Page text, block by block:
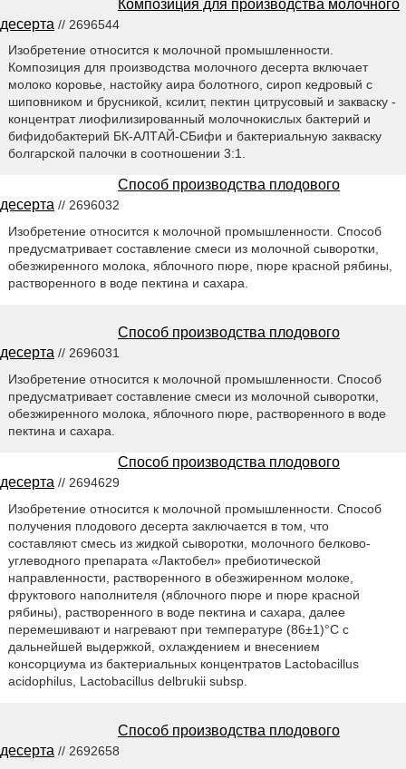
Композиция для производства молочного
десерта // 2696544
Изобретение относится к молочной промышленности.
Композиция для производства молочного десерта включает
молоко коровье, настойку аира болотного, сироп кедровый с
шиповником и брусникой, ксилит, пектин цитрусовый и закваску -
концентрат лиофилизированный молочнокислых бактерий и
бифидобактерий БК-АЛТАЙ-СБифи и бактериальную закваску
болгарской палочки в соотношении 3:1.
Способ производства плодового
десерта // 2696032
Изобретение относится к молочной промышленности. Способ
предусматривает составление смеси из молочной сыворотки,
обезжиренного молока, яблочного пюре, пюре красной рябины,
растворенного в воде пектина и сахара.
Способ производства плодового
десерта // 2696031
Изобретение относится к молочной промышленности. Способ
предусматривает составление смеси из молочной сыворотки,
обезжиренного молока, яблочного пюре, растворенного в воде
пектина и сахара.
Способ производства плодового
десерта // 2694629
Изобретение относится к молочной промышленности. Способ
получения плодового десерта заключается в том, что
составляют смесь из жидкой сыворотки, молочного белково-
углеводного препарата «Лактобел» пребиотической
направленности, растворенного в обезжиренном молоке,
фруктового наполнителя (яблочного пюре и пюре красной
рябины), растворенного в воде пектина и сахара, далее
перемешивают и нагревают при температуре (86±1)°С с
дальнейшей выдержкой, охлаждением и внесением
консорциума из бактериальных концентратов Lactobacillus
acidophilus, Lactobacillus delbrukii subsp.
Способ производства плодового
десерта // 2692658